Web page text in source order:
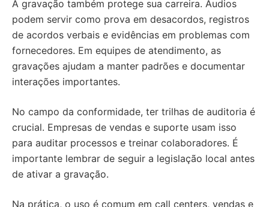
A gravação também protege sua carreira. Áudios
podem servir como prova em desacordos, registros
de acordos verbais e evidências em problemas com
fornecedores. Em equipes de atendimento, as
gravações ajudam a manter padrões e documentar
interações importantes.
No campo da conformidade, ter trilhas de auditoria é
crucial. Empresas de vendas e suporte usam isso
para auditar processos e treinar colaboradores. É
importante lembrar de seguir a legislação local antes
de ativar a gravação.
Na prática, o uso é comum em call centers, vendas e